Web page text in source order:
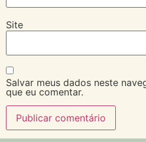
Site
Salvar meus dados neste
que eu comentar.